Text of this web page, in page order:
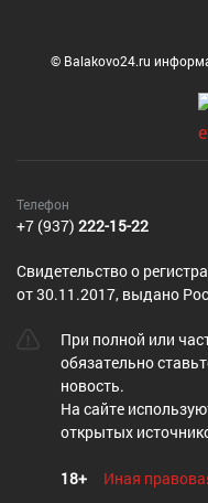
© Balakovo24.ru
Телефон
+7 (937) 222-15-22
Cвидетельство о
от 30.11.2017, выдано
При полной или
обязательно
новость.
На сайте
открытых
18+ Иная